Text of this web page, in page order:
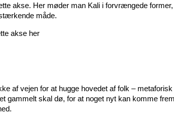
akse. Her møder man Kali i forvrængede
måde.
akse her
af vejen for at hugge hovedet af folk –
gammelt skal dø, for at noget nyt kan komme